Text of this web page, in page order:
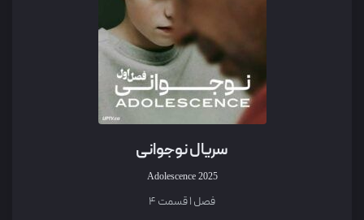
سریال نوجوانی
Adolescence 2025
فصل 1 قسمت 4